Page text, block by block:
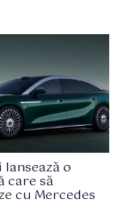
o
care să
cu Mercedes